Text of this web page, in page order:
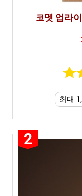
코멧 업라
최대
2